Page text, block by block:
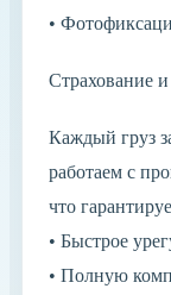
•
Страхование
Каждый груз
работаем с
что
• Быстрое
• Полную